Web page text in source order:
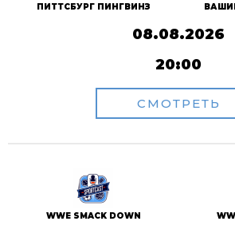
ПИТТСБУРГ ПИНГВИНЗ
08.08.2026
20:00
СМОТРЕТЬ
WWE SMACK DOWN